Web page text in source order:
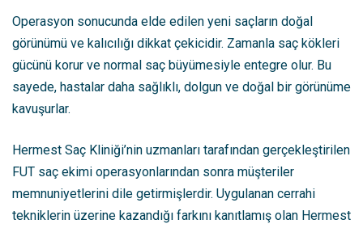
Operasyon sonucunda elde edilen yeni saçların doğal
görünümü ve kalıcılığı dikkat çekicidir. Zamanla saç kökleri
gücünü korur ve normal saç büyümesiyle entegre olur. Bu
sayede, hastalar daha sağlıklı, dolgun ve doğal bir görünüme
kavuşurlar.
Hermest Saç Kliniği’nin uzmanları tarafından gerçekleştirilen
FUT saç ekimi operasyonlarından sonra müşteriler
memnuniyetlerini dile getirmişlerdir. Uygulanan cerrahi
tekniklerin üzerine kazandığı farkını kanıtlamış olan Hermest